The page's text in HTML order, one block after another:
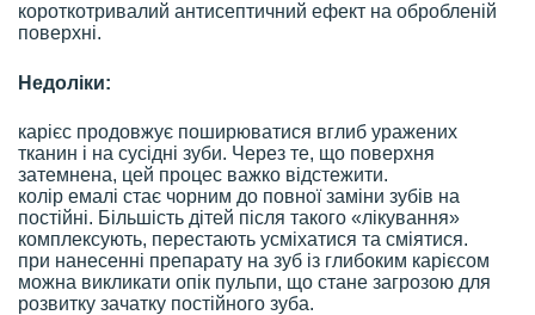
короткотривалий антисептичний ефект на обробленій
поверхні.
Недоліки:
карієс продовжує поширюватися вглиб уражених
тканин і на сусідні зуби. Через те, що поверхня
затемнена, цей процес важко відстежити.
колір емалі стає чорним до повної заміни зубів на
постійні. Більшість дітей після такого «лікування»
комплексують, перестають усміхатися та сміятися.
при нанесенні препарату на зуб із глибоким карієсом
можна викликати опік пульпи, що стане загрозою для
розвитку зачатку постійного зуба.